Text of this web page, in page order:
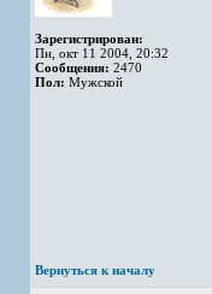
Зарегистрирован:
Пн, окт 11 2004, 20:32
Сообщения: 2470
Пол: Мужской
Вернуться к началу